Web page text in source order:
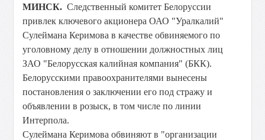
МИНСК. Следственный комитет Белоруссии
привлек ключевого акционера ОАО "Уралкалий"
Сулеймана Керимова в качестве обвиняемого по
уголовному делу в отношении должностных лиц
ЗАО "Белорусская калийная компания" (БКК).
Белорусскими правоохранителями вынесены
постановления о заключении его под стражу и
объявлении в розыск, в том числе по линии
Интерпола.
Сулеймана Керимова обвиняют в "организации